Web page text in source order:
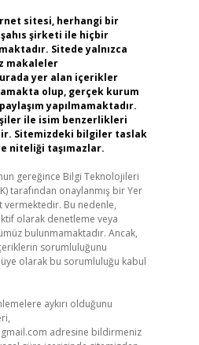
sitesi, herhangi bir
şirketi ile hiçbir
Sitede yalnızca
makaleler
yer alan içerikler
olup, gerçek kurum
yapılmamaktadır.
ile isim benzerlikleri
Sitemizdeki bilgiler taslak
niteliği taşımazlar.
gereğince Bilgi Teknolojileri
tarafından onaylanmış bir Yer
vermektedir. Bu nedenle,
olarak denetleme veya
bulunmamaktadır. Ancak,
sorumluluğunu
olarak bu sorumluluğu kabul
aykırı olduğunu
adresine bildirmeniz